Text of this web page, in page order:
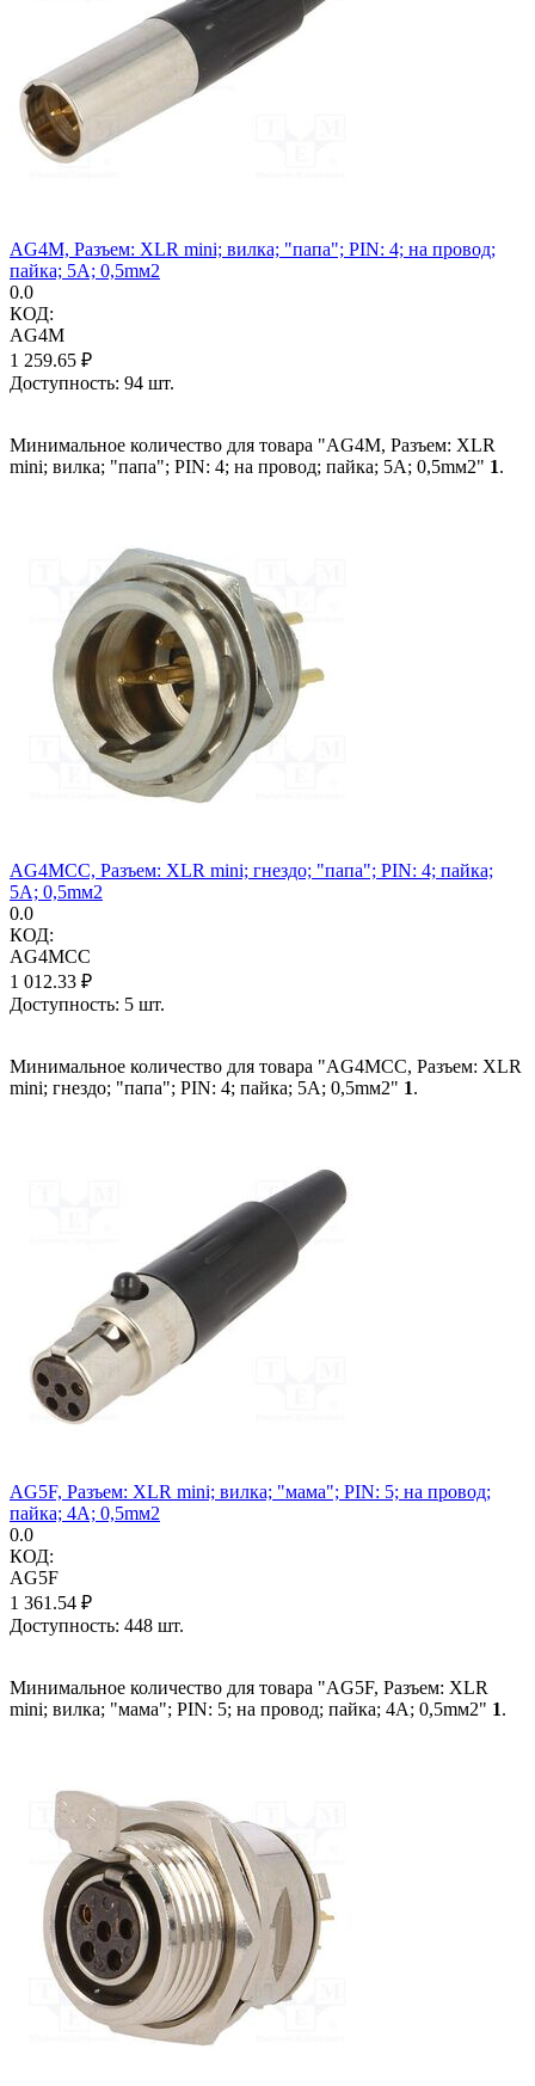
AG4M, Разъем: XLR mini; вилка; "папа"; PIN: 4; на провод;
пайка; 5А; 0,5mм2
0.0
КОД:
AG4M
1 259.65 ₽
Доступность: 94 шт.
Минимальное количество для товара "AG4M, Разъем: XLR
mini; вилка; "папа"; PIN: 4; на провод; пайка; 5А; 0,5mм2" 1.
AG4MCC, Разъем: XLR mini; гнездо; "папа"; PIN: 4; пайка;
5А; 0,5mм2
0.0
КОД:
AG4MCC
1 012.33 ₽
Доступность: 5 шт.
Минимальное количество для товара "AG4MCC, Разъем: XLR
mini; гнездо; "папа"; PIN: 4; пайка; 5А; 0,5mм2" 1.
AG5F, Разъем: XLR mini; вилка; "мама"; PIN: 5; на провод;
пайка; 4А; 0,5mм2
0.0
КОД:
AG5F
1 361.54 ₽
Доступность: 448 шт.
Минимальное количество для товара "AG5F, Разъем: XLR
mini; вилка; "мама"; PIN: 5; на провод; пайка; 4А; 0,5mм2" 1.